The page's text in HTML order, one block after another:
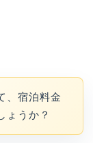
、宿泊料金
ょうか？